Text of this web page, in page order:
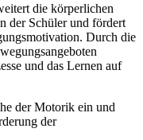
die körperlichen
der Schüler und fördert
Durch die
und das Lernen auf
der Motorik ein und
der